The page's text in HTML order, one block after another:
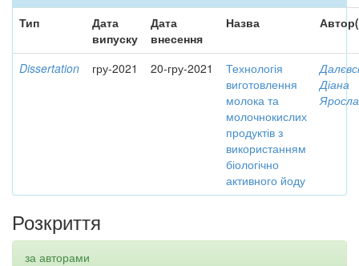
Тип
Дата
випуску
Дата
внесення
Назва
Dissertation гру-2021 20-гру-2021
Технологія
виготовлення
молока та
молочнокислих
продуктів з
використанням
біологічно
активного йоду
Діана
Розкриття
за авторами